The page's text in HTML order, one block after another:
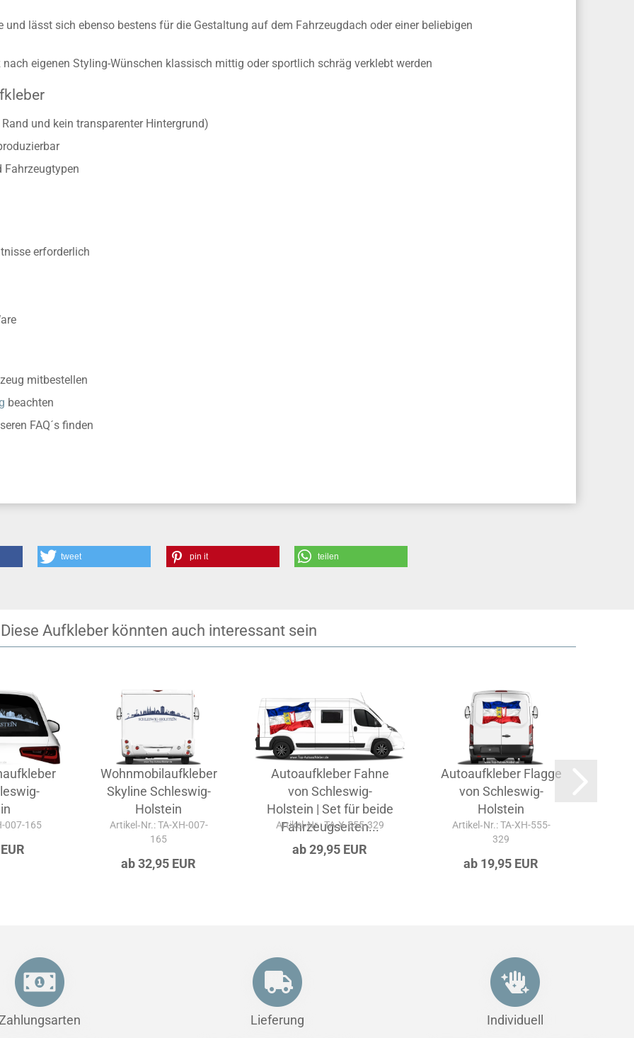
lässt sich ebenso bestens für die Gestaltung auf dem Fahrzeugdach oder einer beliebigen
eigenen Styling-Wünschen klassisch mittig oder sportlich schräg verklebt werden
und kein transparenter Hintergrund)
Fahrzeugtypen
erforderlich
mitbestellen
beachten
FAQ´s finden
tweet pin it teilen
Diese Aufkleber könnten auch interessant sein
007-165
Wohnmobilaufkleber
Skyline Schleswig-
Holstein
Artikel‑Nr.: TA-XH-007-
165
ab 32,95 EUR
Autoaufkleber Fahne
von Schleswig-
Holstein | Set für beide
Fahrzeugseiten...
Artikel‑Nr.: TA-X-555-329
ab 29,95 EUR
Autoaufkleber Flagge
von Schleswig-
Holstein
Artikel‑Nr.: TA-XH-555-
329
ab 19,95 EUR
Zahlungsarten Lieferung Individuell